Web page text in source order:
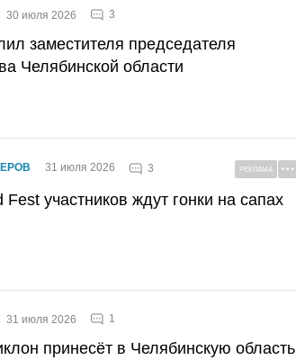
30 июля 2026 3
заместителя председателя
Челябинской области
31 июля 2026 3 РЕКЛАМА
участников ждут гонки на сапах
31 июля 2026 1
принесёт в Челябинскую область